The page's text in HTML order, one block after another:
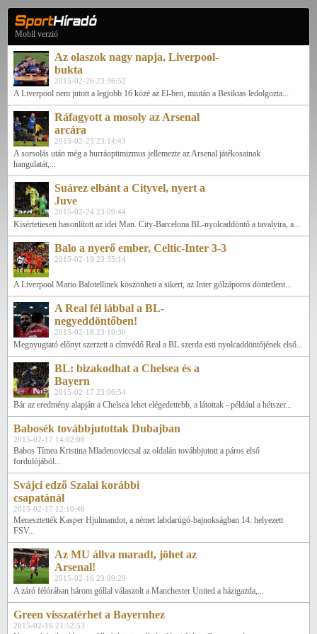
Mobil verzió
Az olaszok nagy napja, Liverpool-
bukta
2015-02-26 23:36:52
A Liverpool nem jutott a legjobb 16 közé az El-ben, miután a Besiktas ledolgozta...
Ráfagyott a mosoly az Arsenal
arcára
2015-02-25 23:14:43
A sorsolás után még a hurráoptimizmus jellemezte az Arsenal játékosainak
hangulatát,...
Suárez elbánt a Cityvel, nyert a
Juve
2015-02-24 23:09:44
Kísértetiesen hasonlított az idei Man. City-Barcelona BL-nyolcaddöntő a tavalyira, a...
Balo a nyerő ember, Celtic-Inter 3-3
2015-02-19 23:35:14
A Liverpool Mario Balotellinek köszönheti a sikert, az Inter gólzáporos döntetlent...
A Real fél lábbal a BL-
negyeddöntőben!
2015-02-18 23:19:30
Megnyugtató előnyt szerzett a címvédő Real a BL szerda esti nyolcaddöntőjének első...
BL: bizakodhat a Chelsea és a
Bayern
2015-02-17 23:06:54
Bár az eredmény alapján a Chelsea lehet elégedettebb, a látottak - például a hétszer...
Babosék továbbjutottak Dubajban
2015-02-17 14:02:08
Babos Tímea Kristina Mladenoviccsal az oldalán továbbjutott a páros első
fordulójából...
Svájci edző Szalai korábbi
csapatánál
2015-02-17 12:10:46
Menesztették Kasper Hjulmandot, a német labdarúgó-bajnokságban 14. helyezett
FSV...
Az MU állva maradt, jöhet az
Arsenal!
2015-02-16 23:09:29
A záró félórában három góllal válaszolt a Manchester United a házigazda,...
Green visszatérhet a Bayernhez
2015-02-16 21:52:53